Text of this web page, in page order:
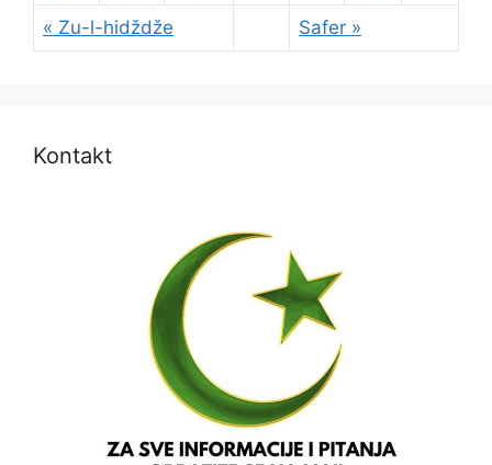
« Zu-l-hidždže Safer »
Kontakt